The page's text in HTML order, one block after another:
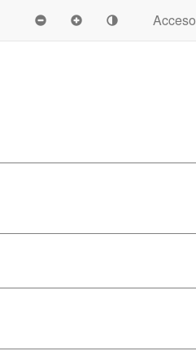
Acceso